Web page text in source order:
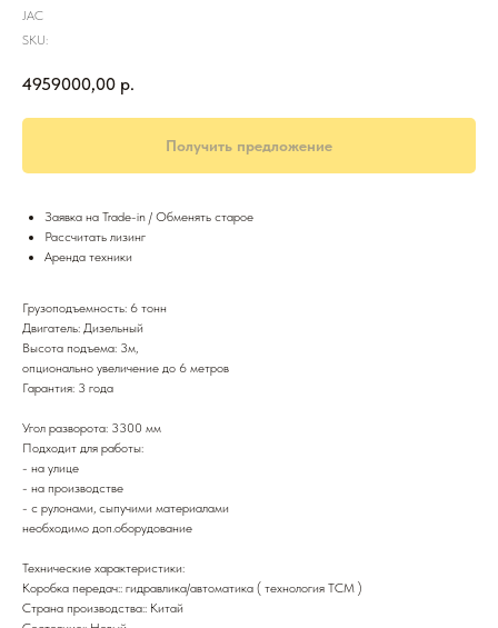
JAC
SKU:
4959000,00 р.
Получить предложение
Заявка на Trade-in / Обменять старое
Рассчитать лизинг
Аренда техники
Грузоподъемность: 6 тонн
Двигатель: Дизельный
Высота подъема: 3м,
опционально увеличение до 6 метров
Гарантия: 3 года
Угол разворота: 3300 мм
Подходит для работы:
- на улице
- на производстве
- с рулонами, сыпучими материалами
необходимо доп.оборудование
Технические характеристики:
Коробка передач:: гидравлика/автоматика ( технология TCM )
Страна производства:: Китай